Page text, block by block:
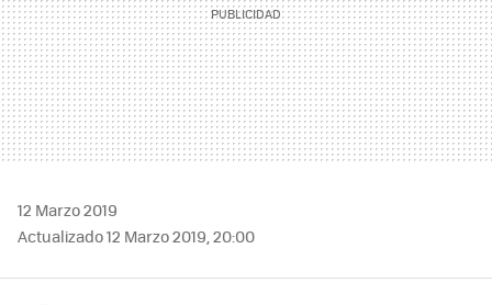
12 Marzo 2019
Actualizado 12 Marzo 2019, 20:00